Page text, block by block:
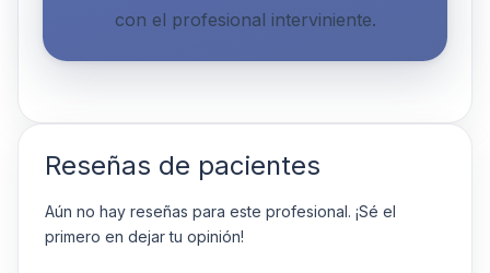
con el profesional interviniente.
Reseñas de pacientes
Aún no hay reseñas para este profesional. ¡Sé el
primero en dejar tu opinión!